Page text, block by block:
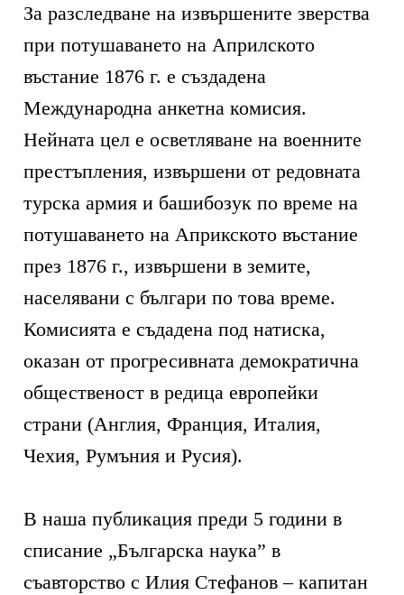
За разследване на извършените зверства
при потушаването на Априлското
въстание 1876 г. е създадена
Международна анкетна комисия.
Нейната цел е осветляване на военните
престъпления, извършени от редовната
турска армия и башибозук по време на
потушаването на Априкското въстание
през 1876 г., извършени в земите,
населявани с българи по това време.
Комисията е съдадена под натиска,
оказан от прогресивната демократична
общественост в редица европейки
страни (Англия, Франция, Италия,
Чехия, Румъния и Русия).
В наша публикация преди 5 години в
списание „Българска наука” в
съавторство с Илия Стефанов – капитан